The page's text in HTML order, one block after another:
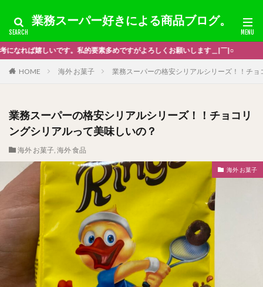
業務スーパー好きによる商品ブログ。
しくお願いします＿|￣|○
HOME 海外 お菓子 業務スーパーの格安シリアルシリーズ！！チ
業務スーパーの格安シリアルシリーズ！！チョコリ
ングシリアルって美味しいの？
海外 お菓子, 海外 食品
海外 お菓子